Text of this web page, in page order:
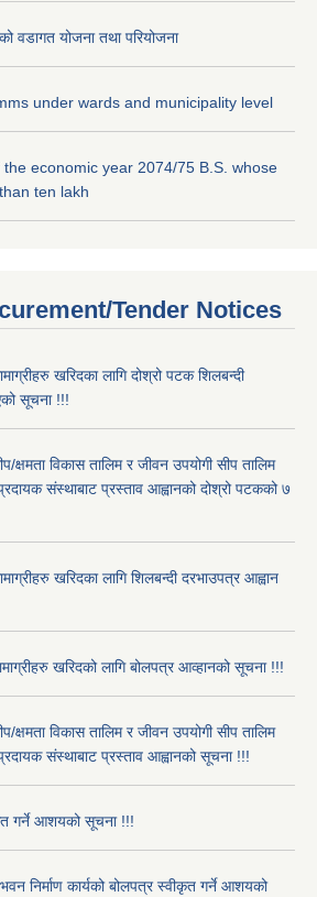
वडागत योजना तथा परियोजना
under wards and municipality level
economic year 2074/75 B.S. whose
ten lakh
Tender Notices
खरिदका लागि दोश्रो पटक शिलबन्दी
सूचना !!!
क्षमता विकास तालिम र जीवन उपयोगी सीप तालिम
संस्थाबाट प्रस्ताव आह्वानको दोश्रो पटकको ७
खरिदका लागि शिलबन्दी दरभाउपत्र आह्वान
खरिदको लागि बोलपत्र आव्हानको सूचना !!!
क्षमता विकास तालिम र जीवन उपयोगी सीप तालिम
संस्थाबाट प्रस्ताव आह्वानको सूचना !!!
गर्ने आशयको सूचना !!!
भवन निर्माण कार्यको बोलपत्र स्वीकृत गर्ने आशयको